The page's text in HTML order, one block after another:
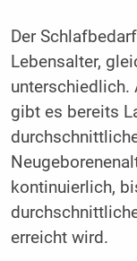
Der
Lebensalter,
unterschiedlich.
gibt es bereits
kontinuierlich,
erreicht wird.